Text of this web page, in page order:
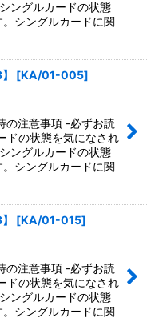
ングルカードの状態
シングルカードに関
[KA/01-005]
の注意事項 -必ずお読
ドの状態を気になされ
ングルカードの状態
シングルカードに関
[KA/01-015]
の注意事項 -必ずお読
ドの状態を気になされ
ングルカードの状態
シングルカードに関